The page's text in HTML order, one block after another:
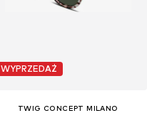
WYPRZEDAŻ
TWIG CONCEPT MILANO